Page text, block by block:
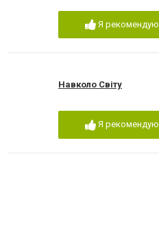
Я рекомендую
Навколо Світу
Я рекомендую